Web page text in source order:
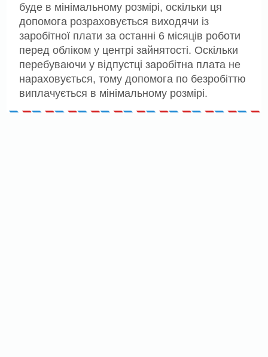
буде в мінімальному розмірі, оскільки ця
допомога розраховується виходячи із
заробітної плати за останні 6 місяців роботи
перед обліком у центрі зайнятості. Оскільки
перебуваючи у відпустці заробітна плата не
нараховується, тому допомога по безробіттю
виплачується в мінімальному розмірі.